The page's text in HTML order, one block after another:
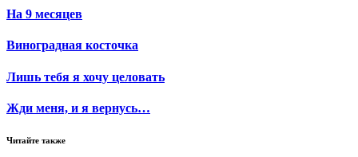
На 9 месяцев
Виноградная косточка
Лишь тебя я хочу целовать
Жди меня, и я вернусь…
Читайте также